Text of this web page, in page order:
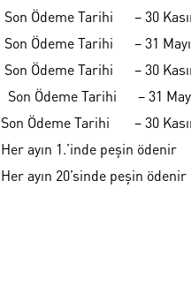
Son Ödeme Tarihi – 30
Son Ödeme Tarihi – 31
Son Ödeme Tarihi – 30
Son Ödeme Tarihi – 31
Son Ödeme Tarihi – 30
Her ayın 1.’inde peşin ödenir
Her ayın 20’sinde peşin ödenir